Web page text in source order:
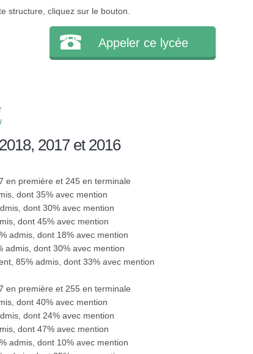
structure, cliquez sur le bouton.
Appeler ce lycée
2017 et 2016
en première et 245 en terminale
dont 35% avec mention
dont 30% avec mention
dont 45% avec mention
admis, dont 18% avec mention
admis, dont 30% avec mention
85% admis, dont 33% avec mention
en première et 255 en terminale
dont 40% avec mention
dont 24% avec mention
dont 47% avec mention
admis, dont 10% avec mention